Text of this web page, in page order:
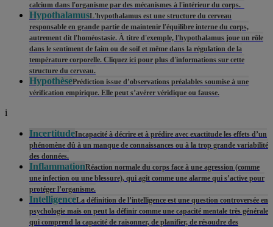
calcium dans l'organisme par des mécanismes à l'intérieur du corps.
HypothalamusL'hypothalamus est une structure du cerveau
responsable en grande partie de maintenir l'équilibre interne du corps,
autrement dit l'homéostasie. À titre d'exemple, l'hypothalamus joue un rôle
dans le sentiment de faim ou de soif et même dans la régulation de la
température corporelle. Cliquez ici pour plus d'informations sur cette
structure du cerveau.
HypothèsePrédiction issue d’observations préalables soumise à une
vérification empirique. Elle peut s’avérer véridique ou fausse.
i
IncertitudeIncapacité à décrire et à prédire avec exactitude les effets d’un
phénomène dû à un manque de connaissances ou à la trop grande variabilité
des données.
InflammationRéaction normale du corps face à une agression (comme
une infection ou une blessure), qui agit comme une alarme qui s’active pour
protéger l’organisme.
IntelligenceLa définition de l’intelligence est une question controversée en
psychologie mais on peut la définir comme une capacité mentale très générale
qui comprend la capacité de raisonner, de planifier, de résoudre des